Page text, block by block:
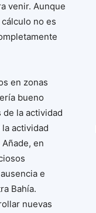
venir. Aunque
no es
en zonas
bueno
la actividad
actividad
en
e
Bahía.
nuevas